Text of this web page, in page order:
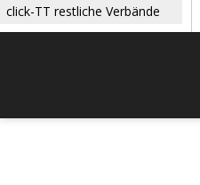
click-TT restliche Verbände